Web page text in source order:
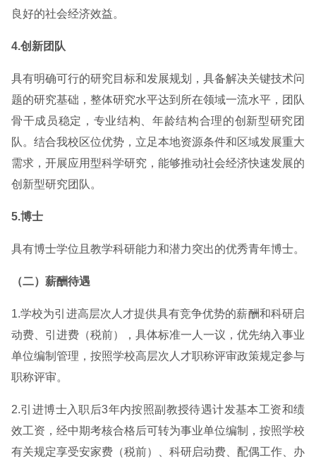
良好的社会经济效益。
4.创新团队
具有明确可行的研究目标和发展规划，具备解决关键技术问
题的研究基础，整体研究水平达到所在领域一流水平，团队
骨干成员稳定，专业结构、年龄结构合理的创新型研究团
队。结合我校区位优势，立足本地资源条件和区域发展重大
需求，开展应用型科学研究，能够推动社会经济快速发展的
创新型研究团队。
5.博士
具有博士学位且教学科研能力和潜力突出的优秀青年博士。
（二）薪酬待遇
1.学校为引进高层次人才提供具有竞争优势的薪酬和科研启
动费、引进费（税前），具体标准一人一议，优先纳入事业
单位编制管理，按照学校高层次人才职称评审政策规定参与
职称评审。
2.引进博士入职后3年内按照副教授待遇计发基本工资和绩
效工资，经中期考核合格后可转为事业单位编制，按照学校
有关规定享受安家费（税前）、科研启动费、配偶工作、办